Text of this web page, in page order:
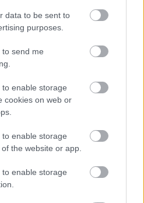
data to be sent to
purposes.
to send me
enable storage
cookies on web or
enable storage
the website or app.
enable storage
orders του GTA 6